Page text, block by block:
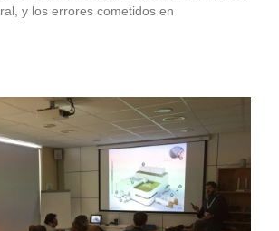
y los errores cometidos en